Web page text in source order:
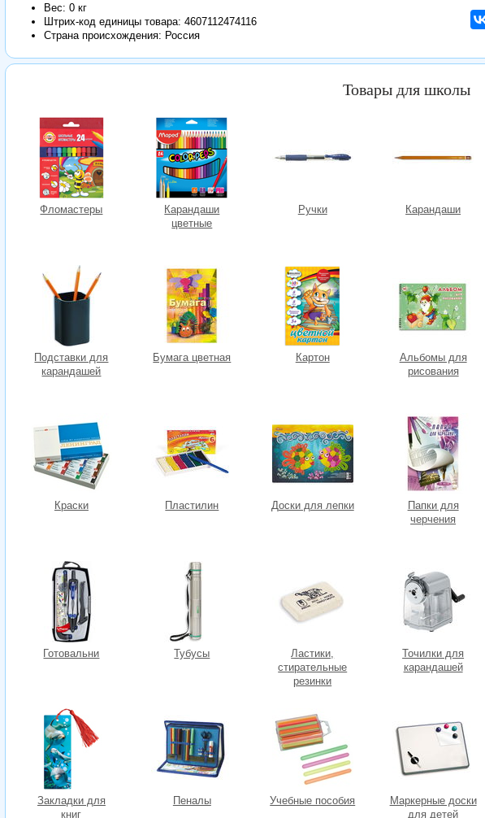
Вес: 0 кг
Штрих-код единицы товара: 4607112474116
Страна происхождения: Россия
Товары для школы
Фломастеры
Карандаши
цветные
Ручки Карандаши
Подставки для
карандашей
Бумага цветная Картон
Альбомы для
рисования
Краски Пластилин Доски для лепки
Папки для
черчения
Готовальни Тубусы
Ластики,
стирательные
резинки
Точилки для
карандашей
Закладки для
книг
Пеналы Учебные пособия
Маркерные доски
для детей